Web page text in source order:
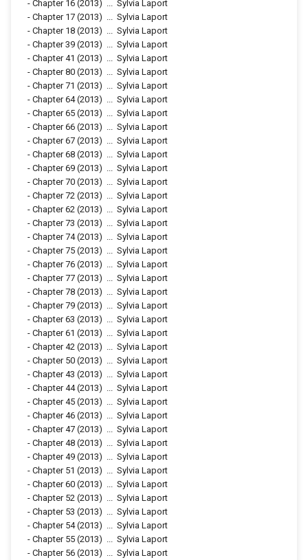
- Chapter 16 (2013)
Sylvia Laport
- Chapter 17 (2013)
Sylvia Laport
- Chapter 18 (2013)
Sylvia Laport
- Chapter 39 (2013)
Sylvia Laport
- Chapter 41 (2013)
Sylvia Laport
- Chapter 80 (2013)
Sylvia Laport
- Chapter 71 (2013)
Sylvia Laport
- Chapter 64(2013)
Sylvia Laport
- Chapter 65 (2013)
Sylvia Laport
- Chapter 66 (2013)
Sylvia Laport
- Chapter 67 (2013)
Sylvia Laport
- Chapter 68 (2013)
Sylvia Laport
- Chapter 69 (2013)
Sylvia Laport
- Chapter 70 (2013)
Sylvia Laport
- Chapter 72 (2013)
Sylvia Laport
- Chapter 62 (2013)
Sylvia Laport
- Chapter 73 (2013)
Sylvia Laport
- Chapter 74(2013)
Sylvia Laport
- Chapter 75 (2013)
Sylvia Laport
- Chapter 76 (2013)
Sylvia Laport
- Chapter 77 (2013)
Sylvia Laport
- Chapter 78 (2013)
Sylvia Laport
- Chapter 79 (2013)
Sylvia Laport
- Chapter 63 (2013)
Sylvia Laport
- Chapter 61 (2013)
Sylvia Laport
- Chapter 42 (2013)
Sylvia Laport
- Chapter 50 (2013)
Sylvia Laport
- Chapter 43 (2013)
Sylvia Laport
- Chapter 44(2013)
Sylvia Laport
- Chapter 45 (2013)
Sylvia Laport
- Chapter 46 (2013)
Sylvia Laport
- Chapter 47 (2013)
Sylvia Laport
- Chapter 48 (2013)
Sylvia Laport
- Chapter 49 (2013)
Sylvia Laport
- Chapter 51 (2013)
Sylvia Laport
- Chapter 60 (2013)
Sylvia Laport
- Chapter 52 (2013)
Sylvia Laport
- Chapter 53 (2013)
Sylvia Laport
- Chapter 54(2013)
Sylvia Laport
- Chapter 55 (2013)
Sylvia Laport
- Chapter 56 (2013)
Sylvia Laport